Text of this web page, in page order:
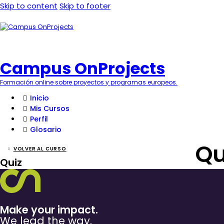
Skip to content Skip to footer
Campus OnProjects
Formación online sobre proyectos y programas europeos.
Inicio
Mis Cursos
Perfil
Glosario
VOLVER AL CURSO
Quiz
Make your impact.
We lead the way.